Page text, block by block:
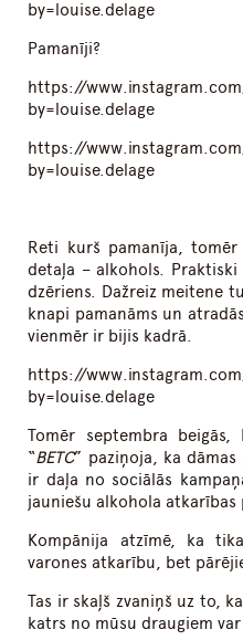
by=louise.delage
Pamanīji?
https://
by=louise.delage
https://
by=louise.delage
Reti kurš pamanīja,
detaļa – alkohols.
dzēriens. Dažreiz meitene
knapi pamanāms un
vienmēr ir bijis kadrā.
https://
by=louise.delage
Tomēr septembra beigās,
“BETC” paziņoja, ka
ir daļa no sociālās
jauniešu alkohola atkarības
Kompānija atzīmē, ka
varones atkarību, bet
Tas ir skaļš zvaniņš uz to,
katrs no mūsu draugiem